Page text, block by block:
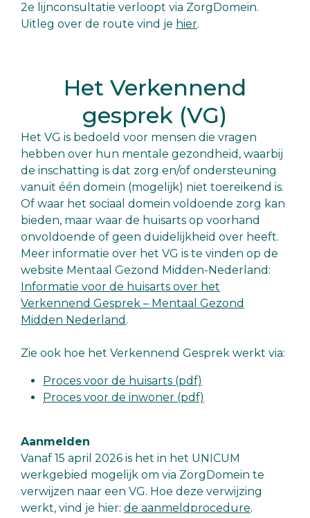
2e lijnconsultatie verloopt via ZorgDomein.
Uitleg over de route vind je hier.
Het Verkennend
gesprek (VG)
Het VG is bedoeld voor mensen die vragen
hebben over hun mentale gezondheid, waarbij
de inschatting is dat zorg en/of ondersteuning
vanuit één domein (mogelijk) niet toereikend is.
Of waar het sociaal domein voldoende zorg kan
bieden, maar waar de huisarts op voorhand
onvoldoende of geen duidelijkheid over heeft.
Meer informatie over het VG is te vinden op de
website Mentaal Gezond Midden-Nederland:
Informatie voor de huisarts over het
Verkennend Gesprek – Mentaal Gezond
Midden Nederland .
Zie ook hoe het Verkennend Gesprek werkt via:
Proces voor de huisarts (pdf)
Proces voor de inwoner (pdf)
Aanmelden
Vanaf 15 april 2026 is het in het UNICUM
werkgebied mogelijk om via ZorgDomein te
verwijzen naar een VG. Hoe deze verwijzing
werkt, vind je hier: de aanmeldprocedure.